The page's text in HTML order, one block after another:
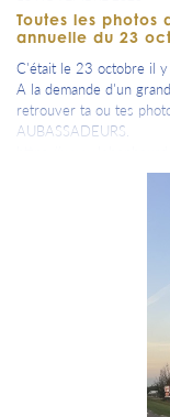
Toutes les
annuelle du 23
C'était le 23 octobre il
A la demande d'un
retrouver ta ou tes
AUBASSADEURS.